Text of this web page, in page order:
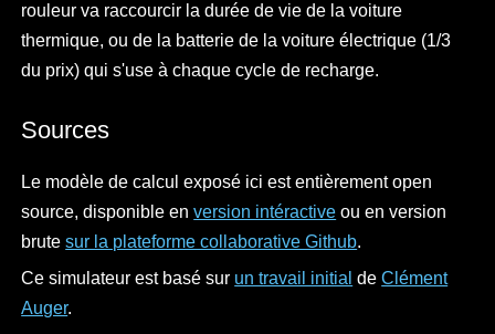
rouleur va raccourcir la durée de vie de la voiture
thermique, ou de la batterie de la voiture électrique (1/3
du prix) qui s'use à chaque cycle de recharge.
Sources
Le modèle de calcul exposé ici est entièrement open
source, disponible enversion intéractive ou en version
brutesur la plateforme collaborative Github.
Ce simulateur est basé sur un travail initial deClément
Auger.